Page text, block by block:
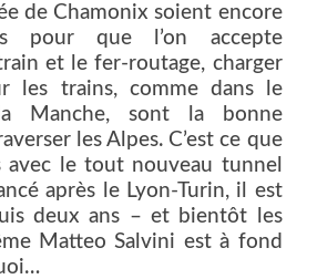
de Chamonix soient encore
pour que l’on accepte
train et le fer-routage, charger
les trains, comme dans le
Manche, sont la bonne
les Alpes. C’est ce que
avec le tout nouveau tunnel
après le Lyon-Turin, il est
deux ans – et bientôt les
Matteo Salvini est à fond